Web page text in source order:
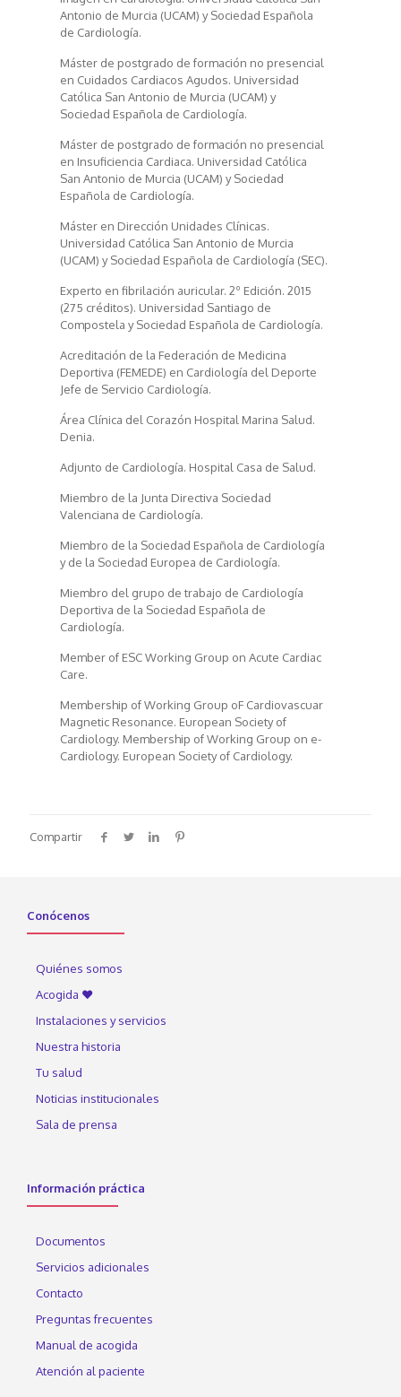
Antonio de Murcia (UCAM) y Sociedad Española
de Cardiología.
Máster de postgrado de formación no presencial
en Cuidados Cardiacos Agudos. Universidad
Católica San Antonio de Murcia (UCAM) y
Sociedad Española de Cardiología.
Máster de postgrado de formación no presencial
en Insuficiencia Cardiaca. Universidad Católica
San Antonio de Murcia (UCAM) y Sociedad
Española de Cardiología.
Máster en Dirección Unidades Clínicas.
Universidad Católica San Antonio de Murcia
(UCAM) y Sociedad Española de Cardiología (SEC).
Experto en fibrilación auricular. 2º Edición. 2015
(275 créditos). Universidad Santiago de
Compostela y Sociedad Española de Cardiología.
Acreditación de la Federación de Medicina
Deportiva (FEMEDE) en Cardiología del Deporte
Jefe de Servicio Cardiología.
Área Clínica del Corazón Hospital Marina Salud.
Denia.
Adjunto de Cardiología. Hospital Casa de Salud.
Miembro de la Junta Directiva Sociedad
Valenciana de Cardiología.
Miembro de la Sociedad Española de Cardiología
y de la Sociedad Europea de Cardiología.
Miembro del grupo de trabajo de Cardiología
Deportiva de la Sociedad Española de
Cardiología.
Member of ESC Working Group on Acute Cardiac
Care.
Membership of Working Group oF Cardiovascuar
Magnetic Resonance. European Society of
Cardiology. Membership of Working Group on e-
Cardiology. European Society of Cardiology.
Compartir
Conócenos
Quiénes somos
Acogida ♥
Instalaciones y servicios
Nuestra historia
Tu salud
Noticias institucionales
Sala de prensa
Información práctica
Documentos
Servicios adicionales
Contacto
Preguntas frecuentes
Manual de acogida
Atención al paciente